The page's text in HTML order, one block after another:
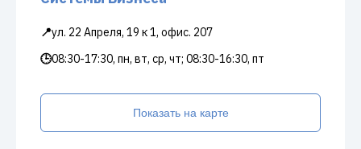
📍ул. 22 Апреля, 19 к 1, офис. 207
🕒08:30-17:30, пн, вт, ср, чт; 08:30-16:30, пт
Показать на карте